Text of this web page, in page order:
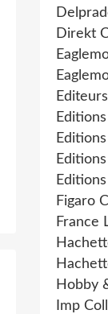
Direkt
Figaro
France
Hobby
Imp